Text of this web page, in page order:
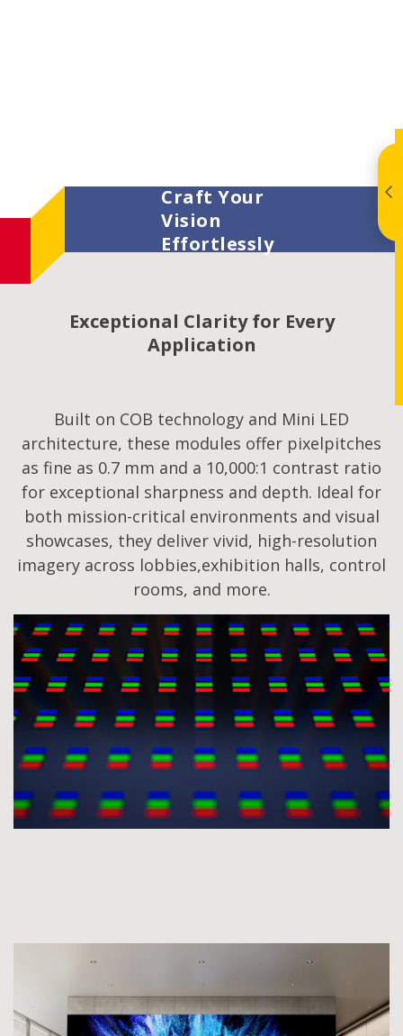
Craft Your
Vision
Effortlessly
Exceptional Clarity for Every
Application
Built on COB technology and Mini LED
architecture, these modules offer pixelpitches
as fine as 0.7 mm and a 10,000:1 contrast ratio
for exceptional sharpness and depth. Ideal for
both mission-critical environments and visual
showcases, they deliver vivid, high-resolution
imagery across lobbies,exhibition halls, control
rooms, and more.